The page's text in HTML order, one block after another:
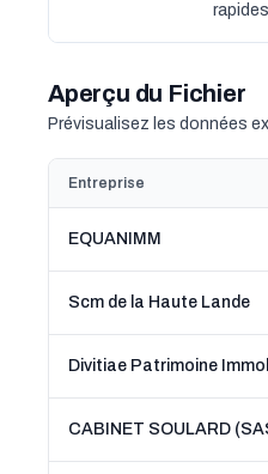
rapides
Aperçu du Fichier
Prévisualisez les données
Entreprise
EQUANIMM
Scm de la Haute Lande
Divitiae Patrimoine
CABINET SOULARD